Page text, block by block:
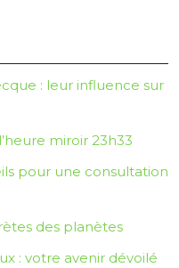
: leur influence sur
miroir 23h33
pour une consultation
des planètes
: votre avenir dévoilé